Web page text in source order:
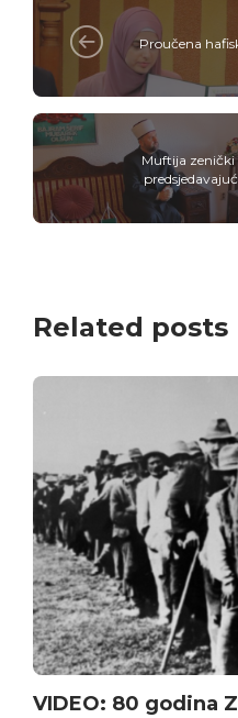
Proučena
Muftija
Related posts
VIDEO: 80 godina